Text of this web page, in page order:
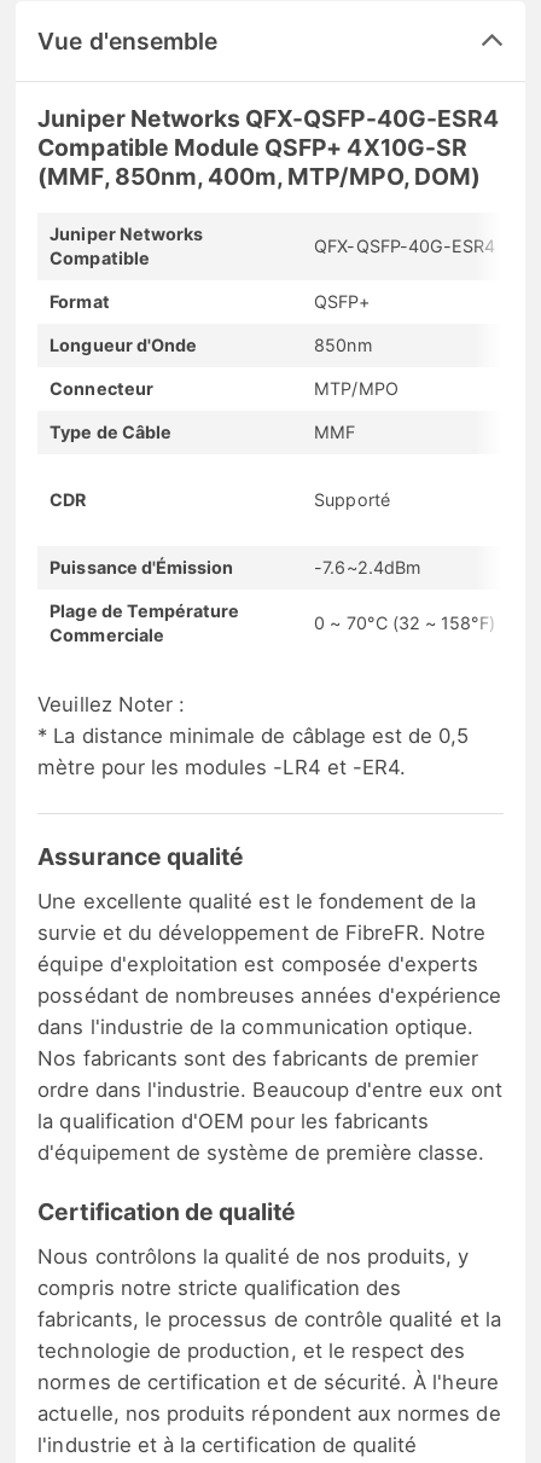
Vue d'ensemble
Juniper Networks QFX-QSFP-40G-ESR4
Compatible Module QSFP+ 4X10G-SR
(MMF, 850nm, 400m, MTP/MPO, DOM)
Juniper Networks
Compatible
QFX-QSFP-40G-ESR4
Format QSFP+
Longueur d'Onde 850nm
Connecteur MTP/MPO
Type de Câble MMF
CDR Supporté
Puissance d'Émission -7.6~2.4dBm
Plage de Température
Commerciale
0 ~ 70°C (32 ~ 158°F)
Veuillez Noter :
* La distance minimale de câblage est de 0,5
mètre pour les modules -LR4 et -ER4.
Assurance qualité
Une excellente qualité est le fondement de la
survie et du développement de FibreFR. Notre
équipe d'exploitation est composée d'experts
possédant de nombreuses années d'expérience
dans l'industrie de la communication optique.
Nos fabricants sont des fabricants de premier
ordre dans l'industrie. Beaucoup d'entre eux ont
la qualification d'OEM pour les fabricants
d'équipement de système de première classe.
Certification de qualité
Nous contrôlons la qualité de nos produits, y
compris notre stricte qualification des
fabricants, le processus de contrôle qualité et la
technologie de production, et le respect des
normes de certification et de sécurité. À l'heure
actuelle, nos produits répondent aux normes de
l'industrie et à la certification de qualité